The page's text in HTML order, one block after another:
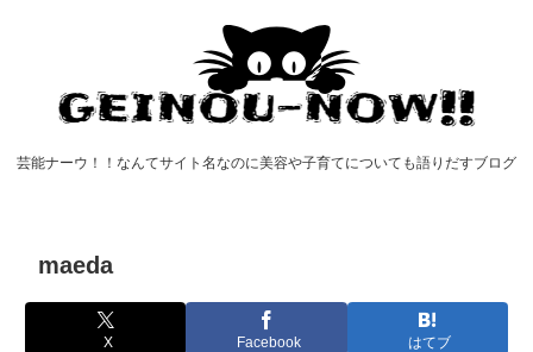
芸能ナーウ！！なんてサイト名なのに美容や子育てについても語りだすブログ
maeda
X Facebook はてブ